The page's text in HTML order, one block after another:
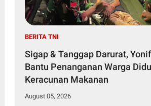
BERITA TNI
Sigap & Tanggap Darurat,
Bantu Penanganan Warga
Keracunan Makanan
August 05, 2026